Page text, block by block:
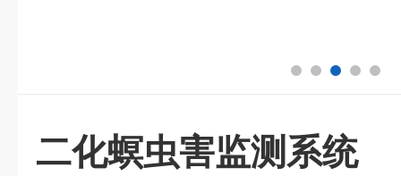
二化螟虫害监测系统